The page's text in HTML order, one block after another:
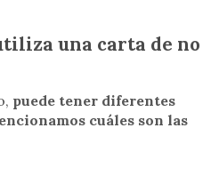
una carta de no
puede tener diferentes
cuáles son las